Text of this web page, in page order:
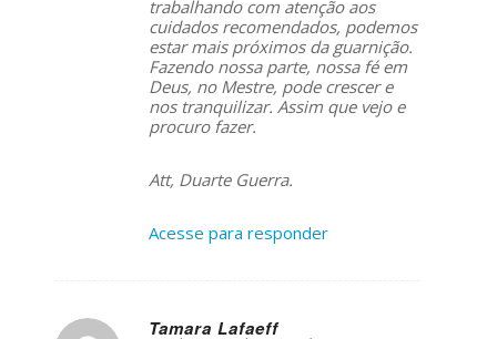
trabalhando com atenção aos
cuidados recomendados, podemos
estar mais próximos da guarnição.
Fazendo nossa parte, nossa fé em
Deus, no Mestre, pode crescer e
nos tranquilizar. Assim que vejo e
procuro fazer.
Att, Duarte Guerra.
Acesse para responder
Tamara Lafaeff